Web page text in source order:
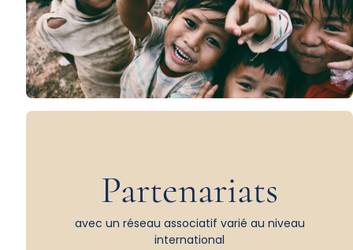
Partenariats
avec un réseau associatif varié au niveau
international